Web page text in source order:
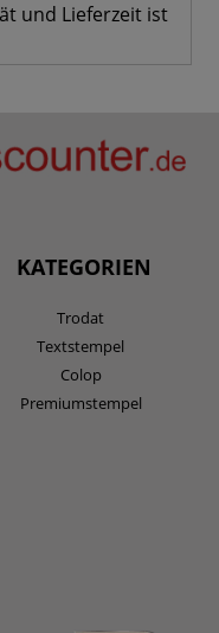
und Lieferzeit ist
KATEGORIEN
Trodat
Textstempel
Colop
Premiumstempel